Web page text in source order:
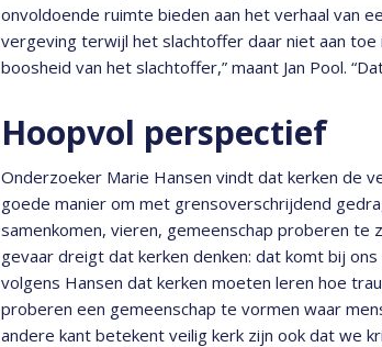
onvoldoende ruimte bieden aan het verhaal van
vergeving terwijl het slachtoffer daar niet aan
boosheid van het slachtoffer,” maant Jan Pool.
Hoopvol perspectief
Onderzoeker Marie Hansen vindt dat kerken de
goede manier om met grensoverschrijdend
samenkomen, vieren, gemeenschap proberen
gevaar dreigt dat kerken denken: dat komt bij
volgens Hansen dat kerken moeten leren hoe
proberen een gemeenschap te vormen waar
andere kant betekent veilig kerk zijn ook dat we